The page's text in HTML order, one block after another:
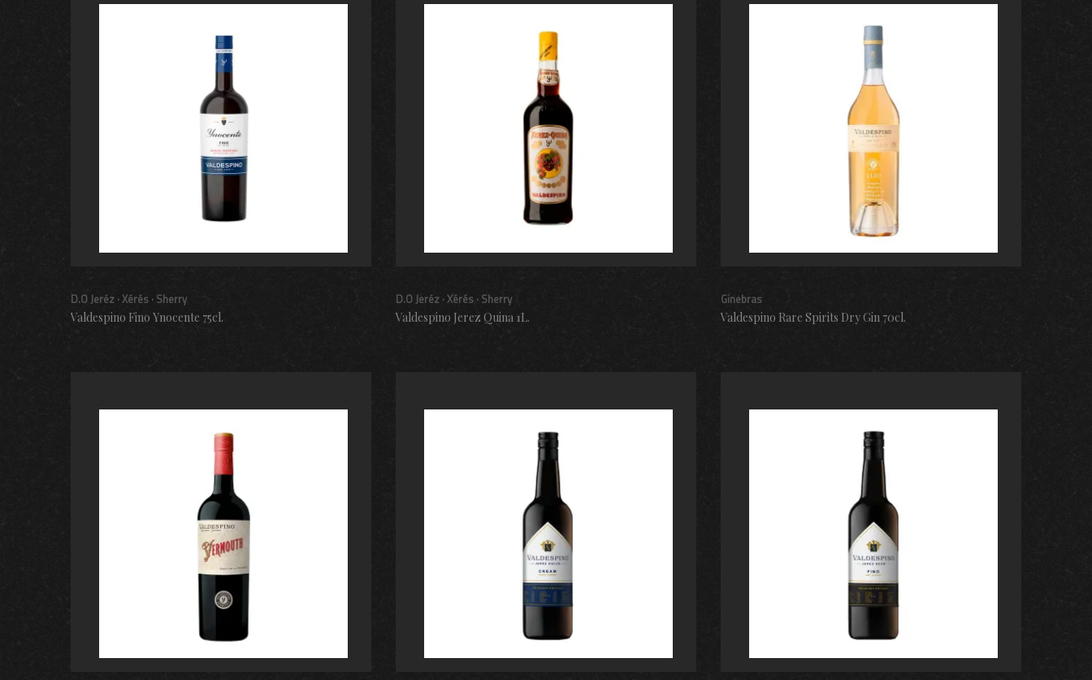
D.O Jeréz · Xérés · Sherry
Valdespino Fino Ynocente 75cl.
D.O Jeréz · Xérés · Sherry
Valdespino Jerez Quina 1L.
Ginebras
Valdespino Rare Spirits Dry Gin 70cl.